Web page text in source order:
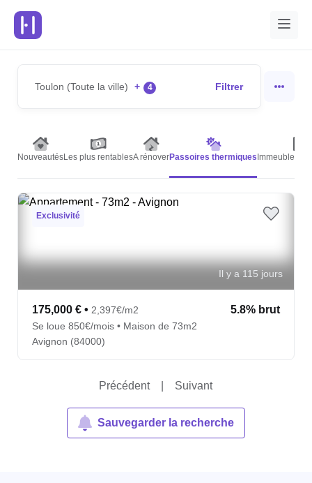
Toulon (Toute la ville) + 4 Filtrer
NouveautésLes plus rentablesA rénoverPassoires thermiques Immeubles
Exclusivité
Il y a 115 jours
175,000 € • 2,397€/m2 5.8% brut
Se loue 850€/mois • Maison de 73m2
Avignon (84000)
Précédent Suivant
Sauvegarder la recherche